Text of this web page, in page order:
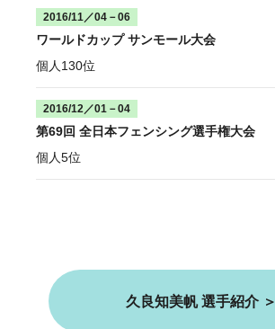
2016/11／04－06
ワールドカップ サンモール大会
個人130位
2016/12／01－04
第69回 全日本フェンシング選手権大会
個人5位
久良知美帆 選手紹介 ＞